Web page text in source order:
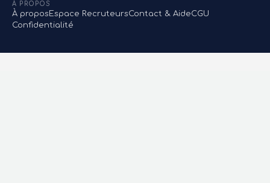
À PROPOS
À propos Espace RecruteursContact & AideCGU
Confidentialité